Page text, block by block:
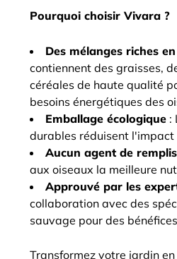
Pourquoi choisir Vivara ?
Des mélanges riches
contiennent des graisses,
céréales de haute qualité
besoins énergétiques des
Emballage écologique :
durables réduisent l'impact
Aucun agent de
aux oiseaux la meilleure
Approuvé par les
collaboration avec des
sauvage pour des
Transformez votre jardin